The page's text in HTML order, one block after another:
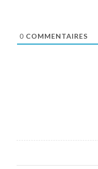
0 COMMENTAIRES